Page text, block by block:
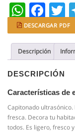
hilo)
cantidad
DESCARGAR PDF
Descripción
DESCRIPCIÓN
Características de
Capitonado ultrasónico.
fresca. Decora tu
todos. Es ligero, fresco